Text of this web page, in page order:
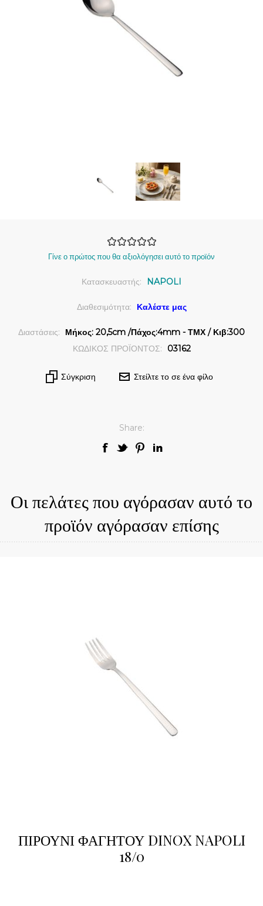
Γίνε ο πρώτος που θα αξιολόγησει αυτό το προϊόν
Κατασκευαστής: NAPOLI
Διαθεσιμότητα: Καλέστε μας
Διαστάσεις:
Μήκος: 20,5cm /Πάχος:4mm - ΤΜΧ / Κιβ:300
ΚΩΔΙΚΟΣ ΠΡΟΪΟΝΤΟΣ:
03162
Σύγκριση Στείλτε το σε ένα φίλο
Share:
Οι πελάτες που αγόρασαν αυτό το
προϊόν αγόρασαν επίσης
ΠΙΡΟΥΝΙ ΦΑΓΗΤΟΥ DINOX NAPOLI
18/0